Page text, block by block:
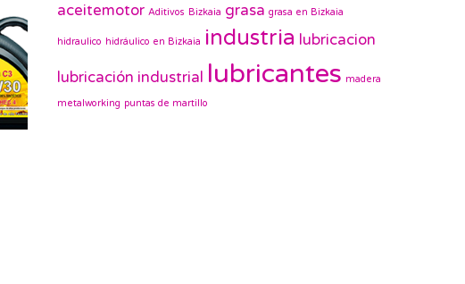
aceitemotor Aditivos Bizkaia grasa grasa en Bizkaia
hidraulico hidráulico en Bizkaia industria lubricacion
lubricación industrial lubricantes madera
metalworking puntas de martillo